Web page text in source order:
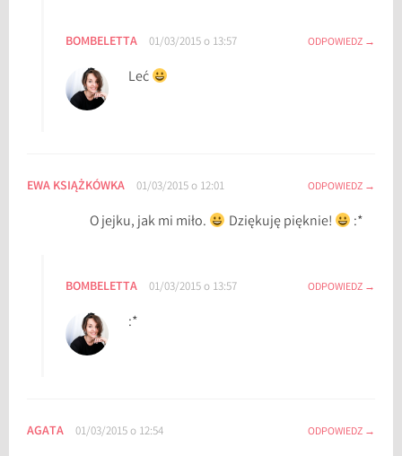
BOMBELETTA 01/03/2015 o 13:57 ODPOWIEDZ
Leć
EWA KSIĄŻKÓWKA 01/03/2015 o 12:01 ODPOWIEDZ
O jejku, jak mi miło. Dziękuję pięknie! :*
BOMBELETTA 01/03/2015 o 13:57 ODPOWIEDZ
:*
AGATA 01/03/2015 o 12:54 ODPOWIEDZ